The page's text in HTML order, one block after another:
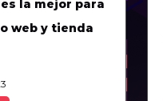
la mejor para
web y tienda